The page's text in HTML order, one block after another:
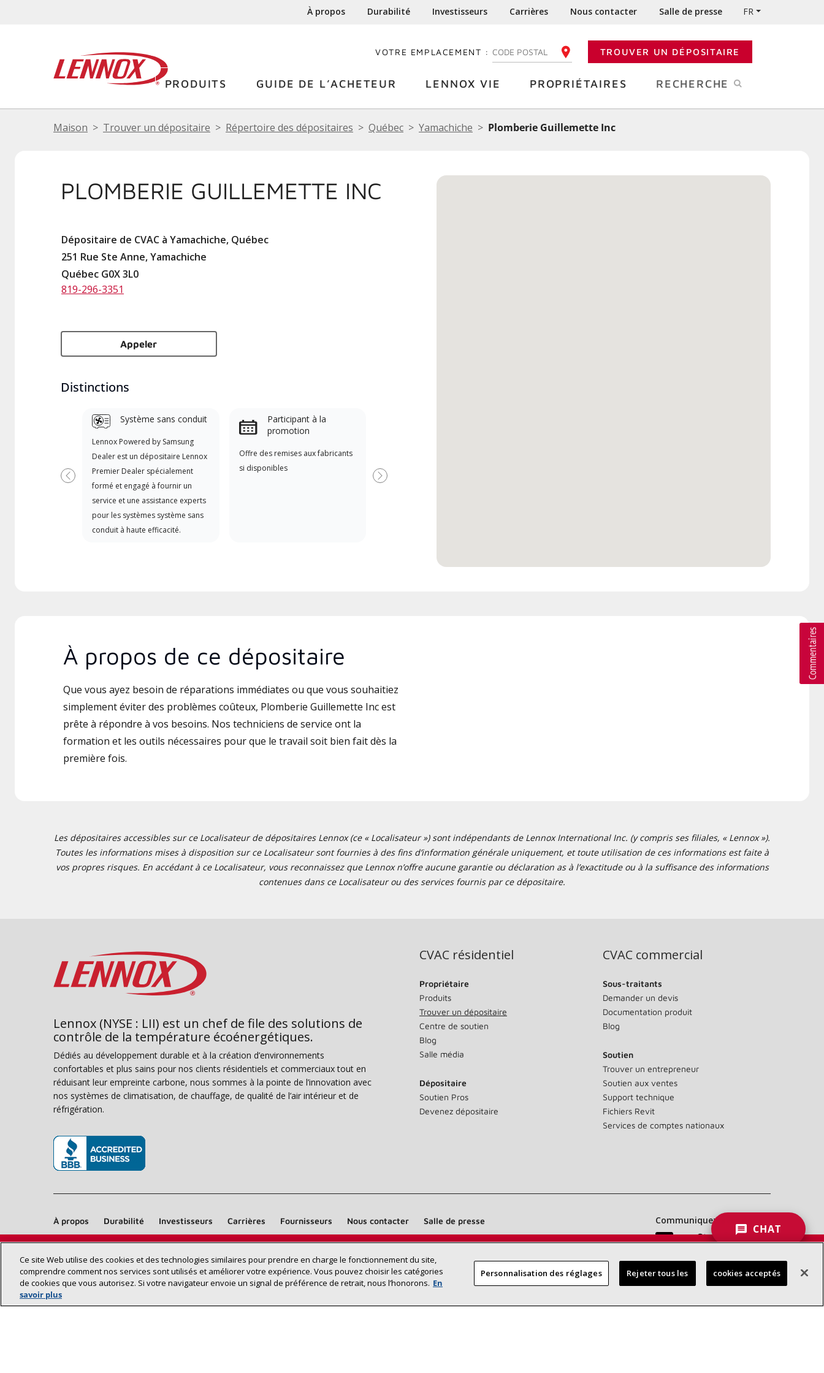
À propos Durabilité Investisseurs Carrières Nous contacter Salle de presse FR
VOTRE EMPLACEMENT : ENTREZ VOTRE CODE POSTALTROUVER UN DÉPOSITAIRE
PRODUITS GUIDE DE L’ACHETEUR LENNOX VIE PROPRIÉTAIRES RECHERCHE
Maison Trouver un dépositaire Répertoire des dépositaires Québec Yamachiche Plomberie Guillemette Inc
PLOMBERIE GUILLEMETTE INC
Dépositaire de CVAC à Yamachiche, Québec
251 Rue Ste Anne, Yamachiche
Québec G0X 3L0
819-296-3351
Appeler
Distinctions
Système sans conduit
Lennox Powered by Samsung
Dealer est un dépositaire Lennox
Premier Dealer spécialement
formé et engagé à fournir un
service et une assistance experts
pour les systèmes système sans
conduit à haute efficacité.
Participant à la
promotion
Offre des remises aux fabricants
si disponibles
Précédent Suivant
À propos de ce dépositaire
Que vous ayez besoin de réparations immédiates ou que vous souhaitiez
simplement éviter des problèmes coûteux, Plomberie Guillemette Inc est
prête à répondre à vos besoins. Nos techniciens de service ont la
formation et les outils nécessaires pour que le travail soit bien fait dès la
première fois.
Les dépositaires accessibles sur ce Localisateur de dépositaires Lennox (ce « Localisateur ») sont indépendants de Lennox International Inc. (y compris ses filiales, « Lennox »).
Toutes les informations mises à disposition sur ce Localisateur sont fournies à des fins d’information générale uniquement, et toute utilisation de ces informations est faite à
vos propres risques. En accédant à ce Localisateur, vous reconnaissez que Lennox n’offre aucune garantie ou déclaration as à l’exactitude ou à la suffisance des informations
contenues dans ce Localisateur ou des services fournis par ce dépositaire.
Trouvez un dépositaire Lennox près
de chez vous
DÉPOSITAIRES
Lennox (NYSE : LII) est un chef de file des solutions de
contrôle de la température écoénergétiques.
Dédiés au développement durable et à la création d’environnements
confortables et plus sains pour nos clients résidentiels et commerciaux tout en
réduisant leur empreinte carbone, nous sommes à la pointe de l’innovation avec
nos systèmes de climatisation, de chauffage, de qualité de l’air intérieur et de
réfrigération.
CVAC résidentiel
Propriétaire
Produits
Trouver un dépositaire
Centre de soutien
Blog
Salle média
Dépositaire
Soutien Pros
Devenez dépositaire
CVAC commercial
Sous-traitants
Demander un devis
Documentation produit
Blog
Soutien
Trouver un entrepreneur
Soutien aux ventes
Support technique
Fichiers Revit
Services de comptes nationaux
À propos Durabilité Investisseurs Carrières Fournisseurs Nous contacter Salle de presse Communiquez avec nous :
CHAT
Ce site Web utilise des cookies et des technologies similaires pour prendre en charge le fonctionnement du site,
comprendre comment nos services sont utilisés et améliorer votre expérience. Vous pouvez choisir les catégories
de cookies que vous autorisez. Si votre navigateur envoie un signal de préférence de retrait, nous l’honorons. En
savoir plus
Personnalisation des réglages Rejeter tous les cookies acceptés